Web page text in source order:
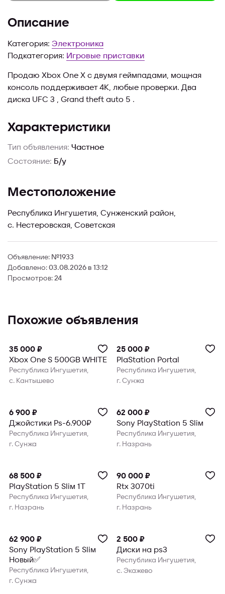
Описание
Категория: Электроника
Подкатегория: Игровые приставки
Продаю Xbox One X с двумя геймпадами, мощная
консоль поддерживает 4К, любые проверки. Два
диска UFC 3 , Grand theft auto 5 .
Характеристики
Тип объявления: Частное
Состояние: Б/у
Местоположение
Республика Ингушетия, Сунженский район,
с. Нестеровская, Советская
Объявление: №1933
Добавлено: 03.08.2026 в 13:12
Просмотров: 24
Похожие объявления
35 000 ₽
Xbox One S 500GB WHITE
Республика Ингушетия,
с. Кантышево
25 000 ₽
PlaStation Portal
Республика Ингушетия,
г. Сунжа
6 900 ₽
Джойстики Ps-6.900₽
Республика Ингушетия,
г. Сунжа
62 000 ₽
Sony PlayStation 5 Slim
Республика Ингушетия,
г. Назрань
68 500 ₽
PlayStation 5 Slim 1T
Республика Ингушетия,
г. Назрань
90 000 ₽
Rtx 3070ti
Республика Ингушетия,
г. Назрань
62 900 ₽
Sony PlayStation 5 Slim
Новый✅
Республика Ингушетия,
г. Сунжа
2 500 ₽
Диски на ps3
Республика Ингушетия,
с. Экажево